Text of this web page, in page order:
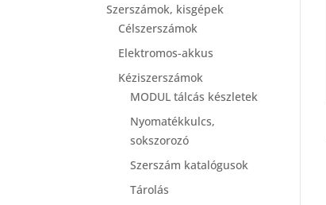
Szerszámok, kisgépek
Célszerszámok
Elektromos-akkus
Kéziszerszámok
MODUL tálcás készletek
Nyomatékkulcs,
sokszorozó
Szerszám katalógusok
Tárolás